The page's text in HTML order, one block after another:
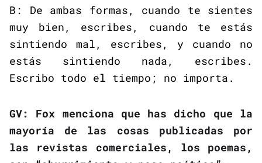
B: De ambas formas, cuando te sientes
muy bien, escribes, cuando te estás
sintiendo mal, escribes, y cuando no
estás sintiendo nada, escribes.
Escribo todo el tiempo; no importa.
GV: Fox menciona que has dicho que la
mayoría de las cosas publicadas por
las revistas comerciales, los poemas,